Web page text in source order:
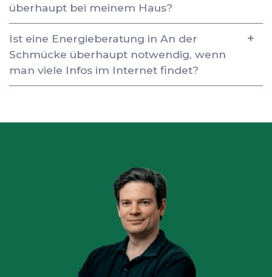
überhaupt bei meinem Haus?
Ist eine Energieberatung in An der
Schmücke überhaupt notwendig, wenn
man viele Infos im Internet findet?